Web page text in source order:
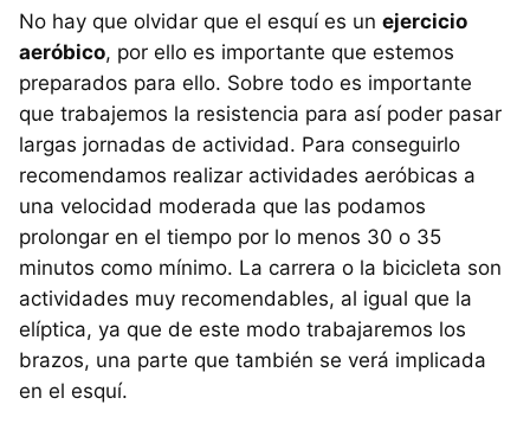
No hay que olvidar que el esquí es un ejercicio
aeróbico, por ello es importante que estemos
preparados para ello. Sobre todo es importante
que trabajemos la resistencia para así poder pasar
largas jornadas de actividad. Para conseguirlo
recomendamos realizar actividades aeróbicas a
una velocidad moderada que las podamos
prolongar en el tiempo por lo menos 30 o 35
minutos como mínimo. La carrera o la bicicleta son
actividades muy recomendables, al igual que la
elíptica, ya que de este modo trabajaremos los
brazos, una parte que también se verá implicada
en el esquí.